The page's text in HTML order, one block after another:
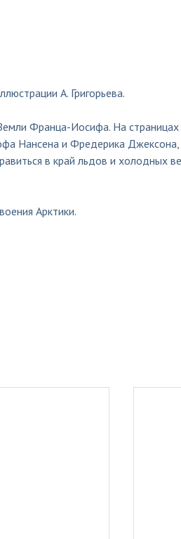
А. Григорьева.
Франца-Иосифа. На
Нансена и Фредерика Джексона,
в край льдов и холодных
Арктики.